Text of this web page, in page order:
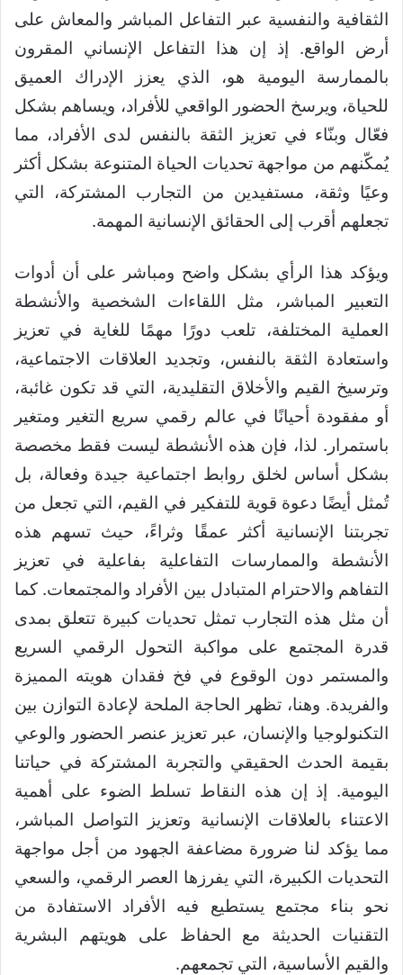
الثقافية والنفسية عبر التفاعل المباشر والمعاش على
أرض الواقع. إذ إن هذا التفاعل الإنساني المقرون
بالممارسة اليومية هو، الذي يعزز الإدراك العميق
للحياة، ويرسخ الحضور الواقعي للأفراد، ويساهم بشكل
فعّال وبنّاء في تعزيز الثقة بالنفس لدى الأفراد، مما
يُمكّنهم من مواجهة تحديات الحياة المتنوعة بشكل أكثر
وعيًا وثقة، مستفيدين من التجارب المشتركة، التي
تجعلهم أقرب إلى الحقائق الإنسانية المهمة.
ويؤكد هذا الرأي بشكل واضح ومباشر على أن أدوات
التعبير المباشر، مثل اللقاءات الشخصية والأنشطة
العملية المختلفة، تلعب دورًا مهمًا للغاية في تعزيز
واستعادة الثقة بالنفس، وتجديد العلاقات الاجتماعية،
وترسيخ القيم والأخلاق التقليدية، التي قد تكون غائبة،
أو مفقودة أحيانًا في عالم رقمي سريع التغير ومتغير
باستمرار. لذا، فإن هذه الأنشطة ليست فقط مخصصة
بشكل أساس لخلق روابط اجتماعية جيدة وفعالة، بل
تُمثل أيضًا دعوة قوية للتفكير في القيم، التي تجعل من
تجربتنا الإنسانية أكثر عمقًا وثراءً، حيث تسهم هذه
الأنشطة والممارسات التفاعلية بفاعلية في تعزيز
التفاهم والاحترام المتبادل بين الأفراد والمجتمعات. كما
أن مثل هذه التجارب تمثل تحديات كبيرة تتعلق بمدى
قدرة المجتمع على مواكبة التحول الرقمي السريع
والمستمر دون الوقوع في فخ فقدان هويته المميزة
والفريدة. وهنا، تظهر الحاجة الملحة لإعادة التوازن بين
التكنولوجيا والإنسان، عبر تعزيز عنصر الحضور والوعي
بقيمة الحدث الحقيقي والتجربة المشتركة في حياتنا
اليومية. إذ إن هذه النقاط تسلط الضوء على أهمية
الاعتناء بالعلاقات الإنسانية وتعزيز التواصل المباشر،
مما يؤكد لنا ضرورة مضاعفة الجهود من أجل مواجهة
التحديات الكبيرة، التي يفرزها العصر الرقمي، والسعي
نحو بناء مجتمع يستطيع فيه الأفراد الاستفادة من
التقنيات الحديثة مع الحفاظ على هويتهم البشرية
والقيم الأساسية، التي تجمعهم.